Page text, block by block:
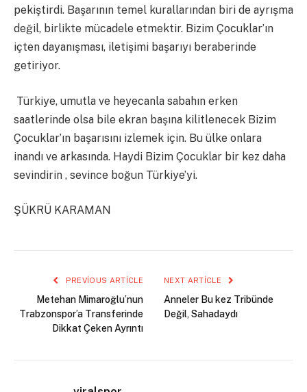
pekiştirdi. Başarının temel kurallarından biri de ayrışma
değil, birlikte mücadele etmektir. Bizim Çocuklar’ın
içten dayanışması, iletişimi başarıyı beraberinde
getiriyor.
Türkiye, umutla ve heyecanla sabahın erken
saatlerinde olsa bile ekran başına kilitlenecek Bizim
Çocuklar’ın başarısını izlemek için. Bu ülke onlara
inandı ve arkasında. Haydi Bizim Çocuklar bir kez daha
sevindirin , sevince boğun Türkiye’yi.
ŞÜKRÜ KARAMAN
PREVIOUS ARTICLE
Metehan Mimaroğlu’nun
Trabzonspor’a Transferinde
Dikkat Çeken Ayrıntı
NEXT ARTICLE
Anneler Bu kez Tribünde
Değil, Sahadaydı